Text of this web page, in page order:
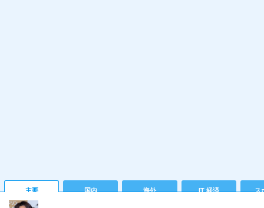
主要 国内 海外 IT 経済 ス